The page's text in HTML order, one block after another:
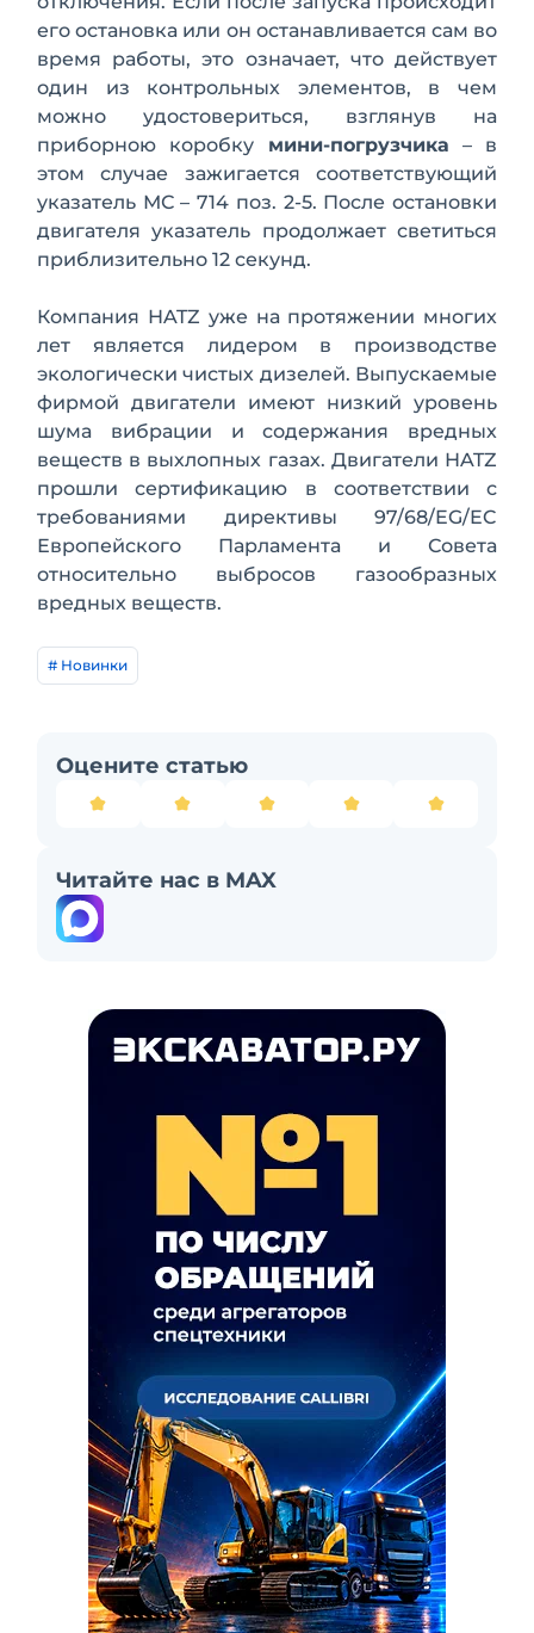
его остановка или он останавливается сам во
время работы, это означает, что действует
один из контрольных элементов, в чем
можно удостовериться, взглянув на
приборною коробку мини-погрузчика – в
этом случае зажигается соответствующий
указатель МС – 714 поз. 2-5. После остановки
двигателя указатель продолжает светиться
приблизительно 12 секунд.
Компания НATZ уже на протяжении многих
лет является лидером в производстве
экологически чистых дизелей. Выпускаемые
фирмой двигатели имеют низкий уровень
шума вибрации и содержания вредных
веществ в выхлопных газах. Двигатели НATZ
прошли сертификацию в соответствии с
требованиями директивы 97/68/EG/EC
Европейского Парламента и Совета
относительно выбросов газообразных
вредных веществ.
# Новинки
Оцените статью
Читайте нас в MAX